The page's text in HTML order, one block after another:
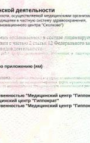
4900р.
4700р.
4900р.
1850р.
Без контраста